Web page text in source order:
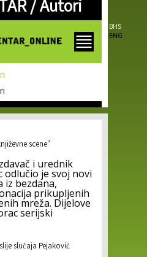
/Autori
BHS
ENG
scene"
i urednik
odlučio je svoj novi
iz bezdana,
prikupljenih
mreža. Dijelove
serijski
slučaja Pejaković